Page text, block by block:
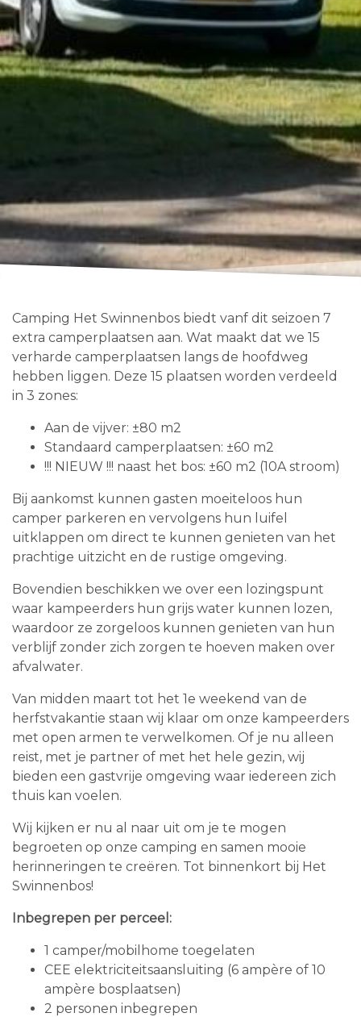
Camping Het Swinnenbos biedt vanf dit seizoen 7
extra camperplaatsen aan. Wat maakt dat we 15
verharde camperplaatsen langs de hoofdweg
hebben liggen. Deze 15 plaatsen worden verdeeld
in 3 zones:
Aan de vijver: ±80 m2
Standaard camperplaatsen: ±60 m2
!!! NIEUW !!! naast het bos: ±60 m2 (10A stroom)
Bij aankomst kunnen gasten moeiteloos hun
camper parkeren en vervolgens hun luifel
uitklappen om direct te kunnen genieten van het
prachtige uitzicht en de rustige omgeving.
Bovendien beschikken we over een lozingspunt
waar kampeerders hun grijs water kunnen lozen,
waardoor ze zorgeloos kunnen genieten van hun
verblijf zonder zich zorgen te hoeven maken over
afvalwater.
Van midden maart tot het 1e weekend van de
herfstvakantie staan wij klaar om onze kampeerders
met open armen te verwelkomen. Of je nu alleen
reist, met je partner of met het hele gezin, wij
bieden een gastvrije omgeving waar iedereen zich
thuis kan voelen.
Wij kijken er nu al naar uit om je te mogen
begroeten op onze camping en samen mooie
herinneringen te creëren. Tot binnenkort bij Het
Swinnenbos!
Inbegrepen per perceel:
1 camper/mobilhome toegelaten
CEE elektriciteitsaansluiting (6 ampère of 10
ampère bosplaatsen)
2 personen inbegrepen